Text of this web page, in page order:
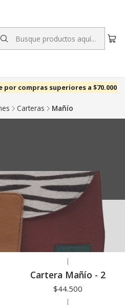
por compras superiores a $70.000
Carteras Mañío
|
Cartera Mañío - 2
$44.500
|